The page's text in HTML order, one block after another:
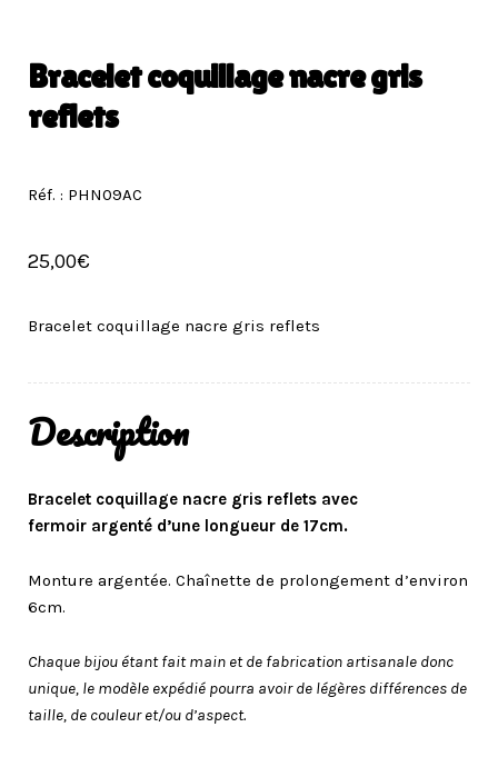
Bracelet coquillage nacre gris
reflets
Réf. : PHN09AC
25,00€
Bracelet coquillage nacre gris reflets
Description
Bracelet coquillage nacre gris reflets avec
fermoir argenté d’une longueur de 17cm.
Monture argentée. Chaînette de prolongement d’environ
6cm.
Chaque bijou étant fait main et de fabrication artisanale donc
unique, le modèle expédié pourra avoir de légères différences de
taille, de couleur et/ou d’aspect.